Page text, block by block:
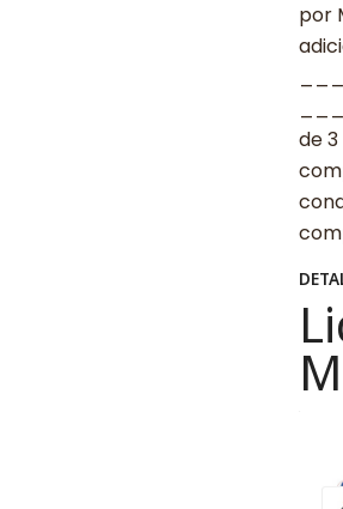
por
de